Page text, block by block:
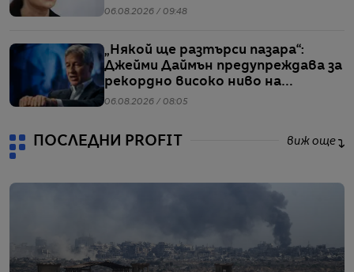
тримесечието
06.08.2026 / 09:48
„Някой ще разтърси пазара“:
Джейми Даймън предупреждава за
рекордно високо ниво на
ливъридж
06.08.2026 / 08:05
ПОСЛЕДНИ PROFIT виж още